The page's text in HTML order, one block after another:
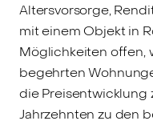
Altersvorsorge,
mit einem Objekt in
Möglichkeiten offen,
begehrten
die Preisentwicklung
Jahrzehnten zu den